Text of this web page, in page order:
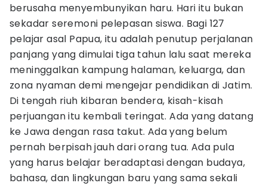
berusaha menyembunyikan haru. Hari itu bukan
sekadar seremoni pelepasan siswa. Bagi 127
pelajar asal Papua, itu adalah penutup perjalanan
panjang yang dimulai tiga tahun lalu saat mereka
meninggalkan kampung halaman, keluarga, dan
zona nyaman demi mengejar pendidikan di Jatim.
Di tengah riuh kibaran bendera, kisah-kisah
perjuangan itu kembali teringat. Ada yang datang
ke Jawa dengan rasa takut. Ada yang belum
pernah berpisah jauh dari orang tua. Ada pula
yang harus belajar beradaptasi dengan budaya,
bahasa, dan lingkungan baru yang sama sekali